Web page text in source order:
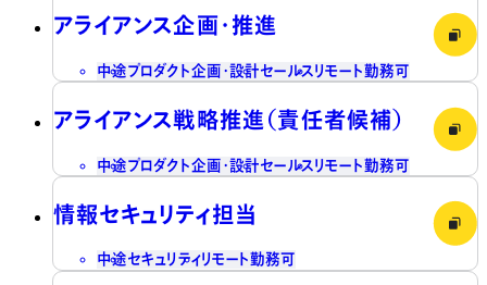
アライアンス企画・推進
中途プロダクト企画・設計セールスリモート勤務可
アライアンス戦略推進（責任者候補）
中途プロダクト企画・設計セールス リモート勤務可
情報セキュリティ担当
中途セキュリティリモート勤務可